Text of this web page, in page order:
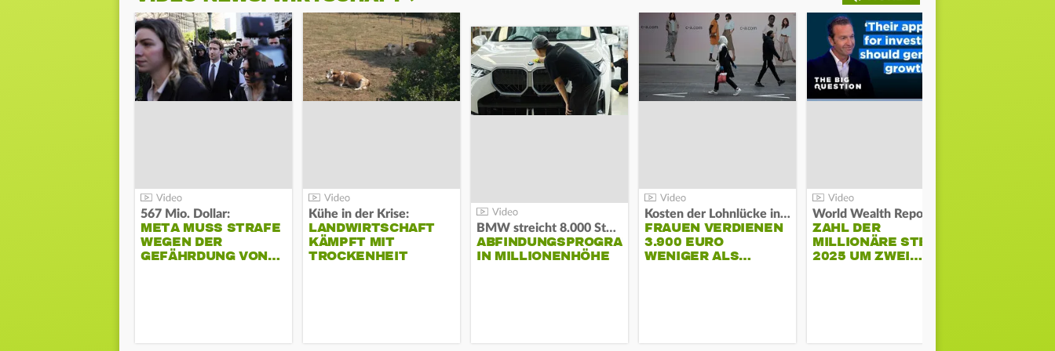
567 Mio. Dollar:
META MUSS STRAFE
WEGEN DER
GEFÄHRDUNG VON…
Kühe in der Krise:
LANDWIRTSCHAFT
KÄMPFT MIT
TROCKENHEIT
BMW streicht 8.000 Stellen:
ABFINDUNGSPROGRAMM
IN MILLIONENHÖHE
Kosten der Lohnlücke in der EU:
FRAUEN VERDIENEN
3.900 EURO
WENIGER ALS…
World Wealth Report:
ZAHL DER
MILLIONÄRE STEIGT
2025 UM ZWEI…